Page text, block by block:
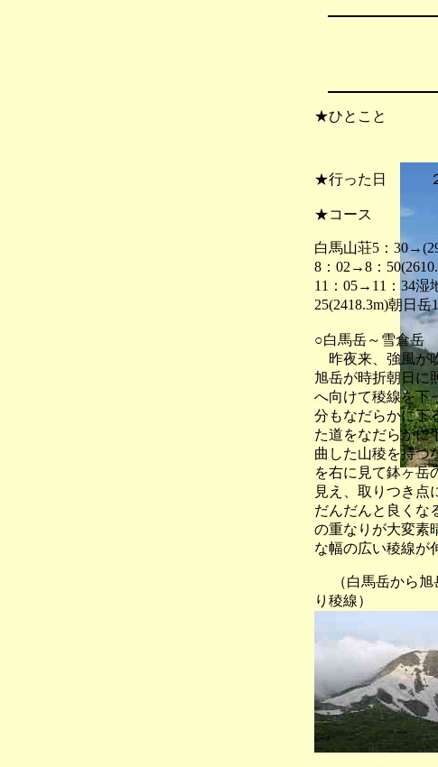
★ひとこと 「白
★行った日 ２
★コース
白馬山荘5：
8：02→8：
11：05→11：34湿
25(2418.3m)朝日
○白馬岳～雪倉岳
昨夜来、強風が
旭岳が時折朝日に
へ向けて稜線を下
分もなだらかに下
た道をなだらかに
曲した山稜を持つ
を右に見て鉢ヶ岳
見え、取りつき点
だんだんと良くな
の重なりが大変素
な幅の広い稜線が
（白馬岳から
り稜線）